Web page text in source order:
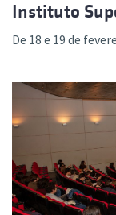
Instituto
De 18 e 19 de